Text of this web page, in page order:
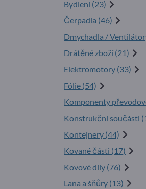
Bydlení (23)
Čerpadla (46)
Dmychadla /
Drátěné zboží (21)
Elektromotory (33)
Fólie (54)
Komponenty
Konstrukční součásti
Kontejnery (44)
Kované části (17)
Kovové díly (76)
Lana a šňůry (13)